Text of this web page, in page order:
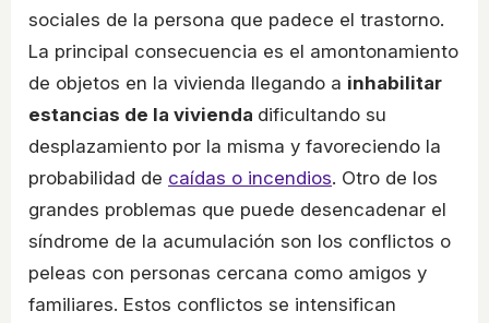
sociales de la persona que padece el trastorno.
La principal consecuencia es el amontonamiento
de objetos en la vivienda llegando a inhabilitar
estancias de la vivienda dificultando su
desplazamiento por la misma y favoreciendo la
probabilidad de caídas o incendios. Otro de los
grandes problemas que puede desencadenar el
síndrome de la acumulación son los conflictos o
peleas con personas cercana como amigos y
familiares. Estos conflictos se intensifican